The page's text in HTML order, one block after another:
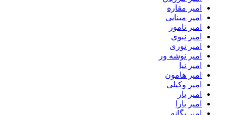
امیر مقاره
امیر مینایی
امیر نامور
امیر نبوی
امیر نوری
امیر نوشه ور
امیر نیا
امیر هامون
امیر وکیلی
امیر یار
امیر یارا
امیر یگانه